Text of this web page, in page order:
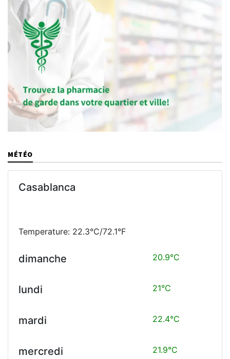
MÉTÉO
Casablanca
Temperature: 22.3°C/72.1°F
dimanche 20.9°C
lundi 21°C
mardi 22.4°C
mercredi 21.9°C